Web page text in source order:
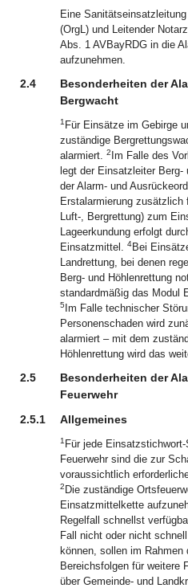
Eine
(OrgL) und Leitender
Abs. 1 AVBayRDG in die
aufzunehmen.
2.4
Besonderheiten der
Bergwacht
1 Für Einsätze im Gebirge
zuständige
alarmiert. 2 Im Falle des
legt der Einsatzleiter Berg-
der Alarm- und
Erstalarmierung
Luft-, Bergrettung) zum
Lageerkundung erfolgt
Einsatzmittel. 4Bei
Landrettung, bei denen
Berg- und Höhlenrettung
standardmäßig das Modul
5 Im Falle technischer
Personenschaden wird
alarmiert – mit dem
Höhlenrettung wird das
2.5
Besonderheiten der
Feuerwehr
2.5.1
Allgemeines
1 Für jede
Feuerwehr sind die zur
voraussichtlich
2 Die zuständige
Einsatzmittelkette
Regelfall schnellst
Fall nicht oder nicht
können, sollen im Rahmen
Bereichsfolgen für weitere
über Gemeinde- und